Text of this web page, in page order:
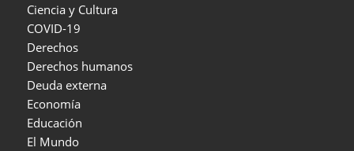
Ciencia y Cultura
COVID-19
Derechos
Derechos humanos
Deuda externa
Economía
Educación
El Mundo